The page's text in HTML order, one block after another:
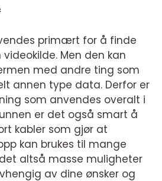
primært for å finde
Men den kan
med andre ting som
annen type data. Derfor er
som anvendes overalt i
er det også smart å
kabler som gjør at
kan brukes til mange
altså masse muligheter
av dine ønsker og